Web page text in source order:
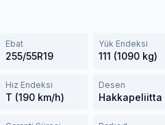
Ebat
255/55R19
Yük Endeksi
111 (1090 kg)
Hız Endeksi
T (190 km/h)
Desen